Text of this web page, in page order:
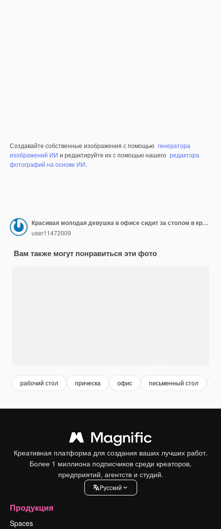
Создавайте собственные изображения с помощью генератора
изображений ИИ и редактируйте их с помощью нашего редактора
фотографий на основе ИИ.
Красивая молодая девушка в офисе сидит за столом в красных наушниках.
user11472009
Вам также могут понравиться эти фото
рабочий стол прическа офис письменный стол
Креативная платформа для создания ваших лучших работ.
Более 1 миллиона подписчиков среди креаторов,
предприятий, агентств и студий.
Pусский
Продукция
Spaces